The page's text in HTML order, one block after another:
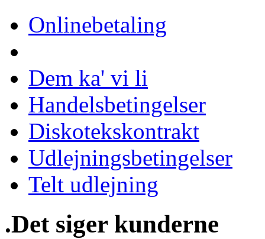
Onlinebetaling
Dem ka' vi li
Handelsbetingelser
Diskotekskontrakt
Udlejningsbetingelser
Telt udlejning
.Det siger kunderne